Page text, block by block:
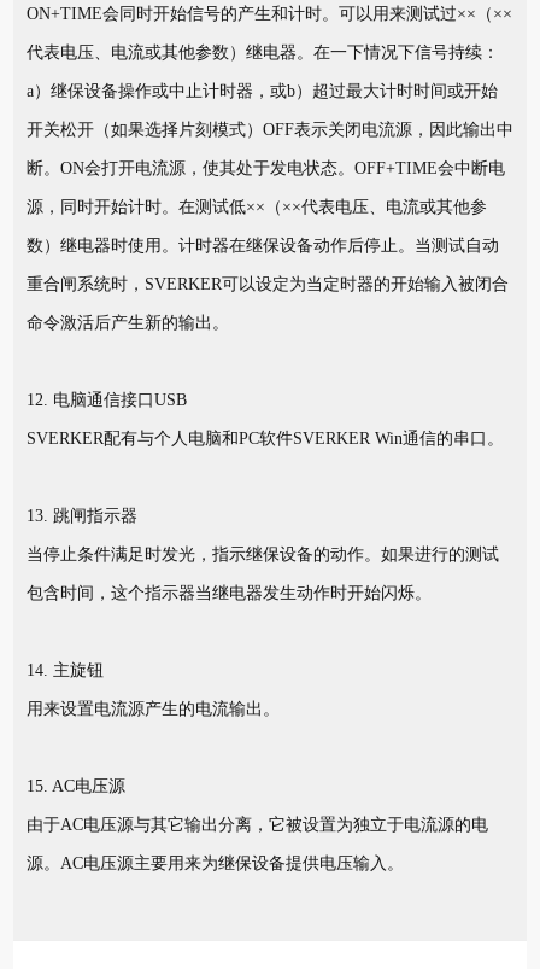
ON+TIME会同时开始信号的产生和计时。可以用来测试过××（××
代表电压、电流或其他参数）继电器。在一下情况下信号持续：
a）继保设备操作或中止计时器，或b）超过最大计时时间或开始
开关松开（如果选择片刻模式）OFF表示关闭电流源，因此输出中
断。ON会打开电流源，使其处于发电状态。OFF+TIME会中断电
源，同时开始计时。在测试低××（××代表电压、电流或其他参
数）继电器时使用。计时器在继保设备动作后停止。当测试自动
重合闸系统时，SVERKER可以设定为当定时器的开始输入被闭合
命令激活后产生新的输出。
12. 电脑通信接口USB
SVERKER配有与个人电脑和PC软件SVERKER Win通信的串口。
13. 跳闸指示器
当停止条件满足时发光，指示继保设备的动作。如果进行的测试
包含时间，这个指示器当继电器发生动作时开始闪烁。
14. 主旋钮
用来设置电流源产生的电流输出。
15. AC电压源
由于AC电压源与其它输出分离，它被设置为独立于电流源的电
源。AC电压源主要用来为继保设备提供电压输入。